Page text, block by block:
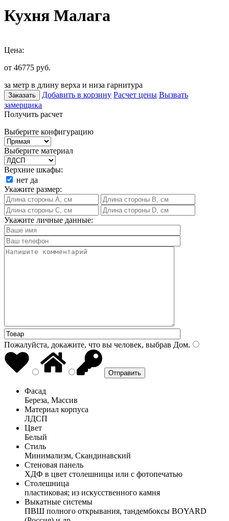
Кухня Малага
Цена:
от 46775 руб.
за метр в длину верха и низа гарнитура
Заказать Добавить в корзину Расчет цены Вызвать
замерщика
Получить расчет
Выберите конфигурацию
Выберите материал
Верхние шкафы:
нет да
Укажите размер:
Укажите личные данные:
Пожалуйста, докажите, что вы человек, выбрав Дом.
Фасад
Береза, Массив
Материал корпуса
ЛДСП
Цвет
Белый
Стиль
Минимализм, Скандинавский
Стеновая панель
ХДФ в цвет столешницы или с фотопечатью
Столешница
пластиковая; из искусственного камня
Выкатные системы
ПВШ полного открывания, тандембоксы BOYARD